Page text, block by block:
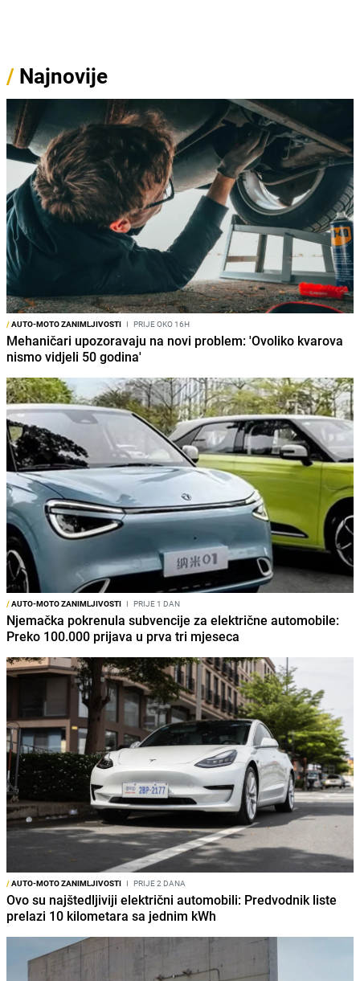
/ Najnovije
/AUTO-MOTO ZANIMLJIVOSTI I PRIJE OKO 16H
Mehaničari upozoravaju na novi problem: 'Ovoliko kvarova
nismo vidjeli 50 godina'
/AUTO-MOTO ZANIMLJIVOSTI I PRIJE 1 DAN
Njemačka pokrenula subvencije za električne automobile:
Preko 100.000 prijava u prva tri mjeseca
/AUTO-MOTO ZANIMLJIVOSTI I PRIJE 2 DANA
Ovo su najštedljiviji električni automobili: Predvodnik liste
prelazi 10 kilometara sa jednim kWh